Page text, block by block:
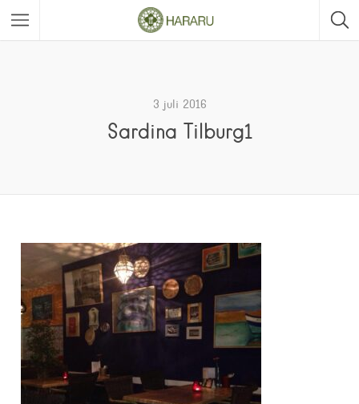
3 juli 2016
Sardina Tilburg1